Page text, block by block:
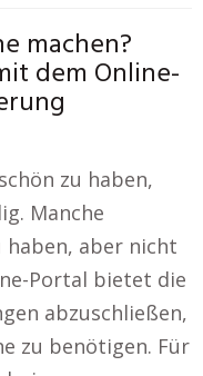
machen?
dem Online-
zu haben,
Manche
haben, aber nicht
Portal bietet die
abzuschließen,
zu benötigen. Für